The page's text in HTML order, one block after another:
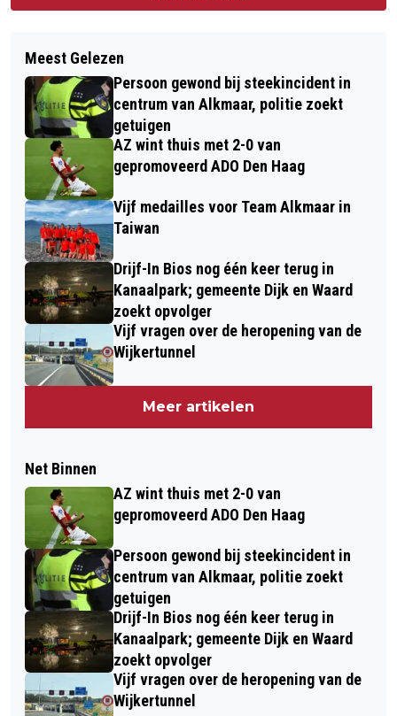
Meest Gelezen
Persoon gewond bij steekincident in
centrum van Alkmaar, politie zoekt
getuigen
AZ wint thuis met 2-0 van
gepromoveerd ADO Den Haag
Vijf medailles voor Team Alkmaar in
Taiwan
Drijf-In Bios nog één keer terug in
Kanaalpark; gemeente Dijk en Waard
zoekt opvolger
Vijf vragen over de heropening van de
Wijkertunnel
Meer artikelen
Net Binnen
AZ wint thuis met 2-0 van
gepromoveerd ADO Den Haag
Persoon gewond bij steekincident in
centrum van Alkmaar, politie zoekt
getuigen
Drijf-In Bios nog één keer terug in
Kanaalpark; gemeente Dijk en Waard
zoekt opvolger
Vijf vragen over de heropening van de
Wijkertunnel